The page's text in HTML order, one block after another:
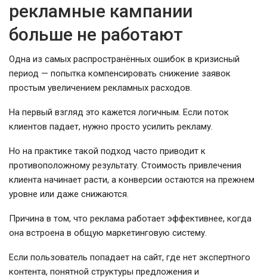
рекламные кампании
больше не работают
Одна из самых распространённых ошибок в кризисный
период — попытка компенсировать снижение заявок
простым увеличением рекламных расходов.
На первый взгляд это кажется логичным. Если поток
клиентов падает, нужно просто усилить рекламу.
Но на практике такой подход часто приводит к
противоположному результату. Стоимость привлечения
клиента начинает расти, а конверсии остаются на прежнем
уровне или даже снижаются.
Причина в том, что реклама работает эффективнее, когда
она встроена в общую маркетинговую систему.
Если пользователь попадает на сайт, где нет экспертного
контента, понятной структуры предложения и